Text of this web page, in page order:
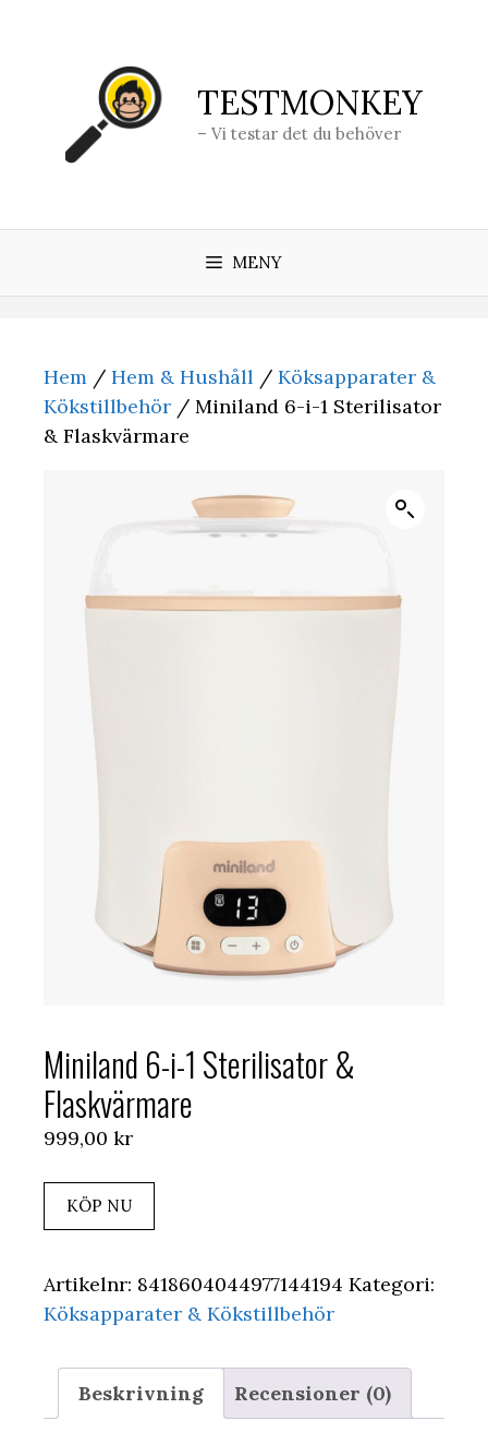
TESTMONKEY
– Vi testar det du behöver
MENY
Hem / Hem & Hushåll / Köksapparater &
Kökstillbehör / Miniland 6-i-1 Sterilisator
& Flaskvärmare
Miniland 6-i-1 Sterilisator &
Flaskvärmare
999,00 kr
KÖP NU
Artikelnr: 8418604044977144194 Kategori:
Köksapparater & Kökstillbehör
Beskrivning Recensioner (0)